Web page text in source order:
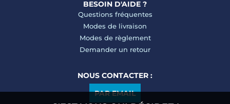
BESOIN D'AIDE ?
Questions fréquentes
Modes de livraison
Modes de règlement
Demander un retour
NOUS CONTACTER :
PAR EMAIL